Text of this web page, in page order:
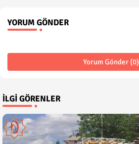
YORUM GÖNDER
Yorum Gönder (0)
İLGI GÖRENLER